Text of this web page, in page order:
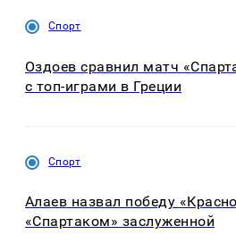
Спорт
Оздоев сравнил матч
с топ-играми в Греции
Спорт
Алаев назвал победу
«Спартаком» заслуженной